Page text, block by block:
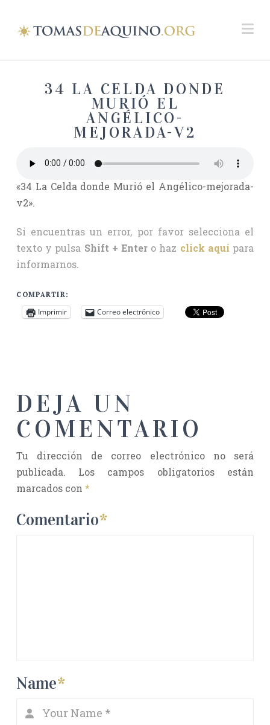
34 LA CELDA DONDE
MURIÓ EL
ANGÉLICO-
MEJORADA-V2
«34 La Celda donde Murió el Angélico-mejorada-
v2».
Si encuentras un error, por favor selecciona el
texto y pulsa Shift + Enter o haz click aquí para
informarnos.
COMPARTIR:
Imprimir Correo electrónico
DEJA UN
COMENTARIO
Tu dirección de correo electrónico no será
publicada.
Los campos obligatorios están
marcados con *
Comentario*
Name*